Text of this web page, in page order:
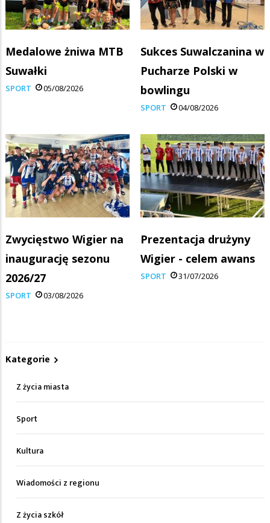
Medalowe żniwa MTB
Suwałki
SPORT 05/08/2026
Sukces Suwalczanina w
Pucharze Polski w
bowlingu
SPORT 04/08/2026
Zwycięstwo Wigier na
inaugurację sezonu
2026/27
SPORT 03/08/2026
Prezentacja drużyny
Wigier - celem awans
SPORT 31/07/2026
Kategorie
Z życia miasta
Sport
Kultura
Wiadomości z regionu
Z życia szkół